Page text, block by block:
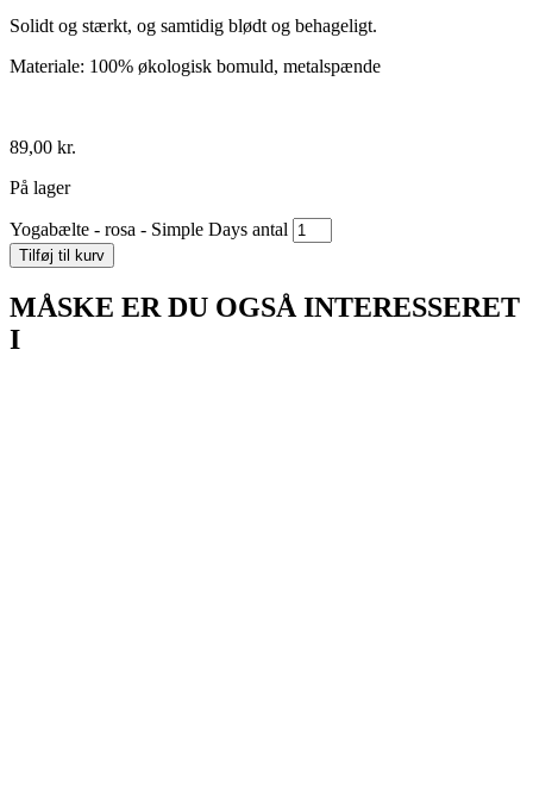
Solidt og stærkt, og samtidig blødt og behageligt.
Materiale: 100% økologisk bomuld, metalspænde
89,00 kr.
På lager
Yogabælte - rosa - Simple Days antal
Tilføj til kurv
MÅSKE ER DU OGSÅ INTERESSERET
I